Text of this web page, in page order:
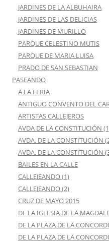
JARDINES DE LA ALBUHAIRA
JARDINES DE LAS DELICIAS
JARDINES DE MURILLO
PARQUE CELESTINO MUTIS
PARQUE DE MARIA LUISA
PRADO DE SAN SEBASTIAN
PASEANDO
A LA FERIA
ANTIGUO CONVENTO DEL
ARTISTAS CALLEJEROS
AVDA DE LA CONSTITUCIÓN
AVDA. DE LA CONSTITUCIÓN
AVDA. DE LA CONSTITUCIÓN
BAILES EN LA CALLE
CALLEJEANDO (1)
CALLEJEANDO (2)
CRUZ DE MAYO 2015
DE LA IGLESIA DE LA
DE LA PLAZA DE LA
DE LA PLAZA DE LA